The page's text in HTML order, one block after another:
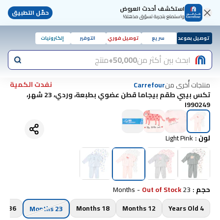
استكشف أحدث العروض
واستمتع بتجربة تسوّق مذهلة! حمّل التطبيق
توصيل بموعد سريع توصيل فوري التوفير إلكترونيات
ابحث بين أكثر من50,000+ منتج
منتجات أُخرى منCarrefour
نفدت الكمية
تكس بيبي طقم بيجاما قطن عضوي بطبعة، وردي، 23 شهر،
I990249
لون:
Light Pink
حجم:
23 Months
-Out of Stock
4 Years Old
12 Months
18 Months
23 Months
36 Months